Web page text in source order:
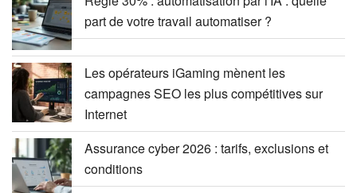
part de votre travail automatiser ?
Les opérateurs iGaming mènent les
campagnes SEO les plus compétitives sur
Internet
Assurance cyber 2026 : tarifs, exclusions et
conditions